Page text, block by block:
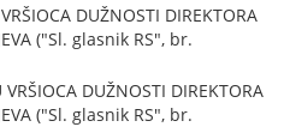
DUŽNOSTI DIREKTORA
("Sl. glasnik RS", br.
VRŠIOCA DUŽNOSTI DIREKTORA
("Sl. glasnik RS", br.